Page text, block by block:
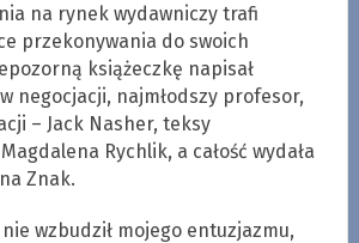
na rynek wydawniczy trafi
przekonywania do swoich
książeczkę napisał
negocjacji, najmłodszy profesor,
– Jack Nasher, teksy
Rychlik, a całość wydała
Znak.
wzbudził mojego entuzjazmu,